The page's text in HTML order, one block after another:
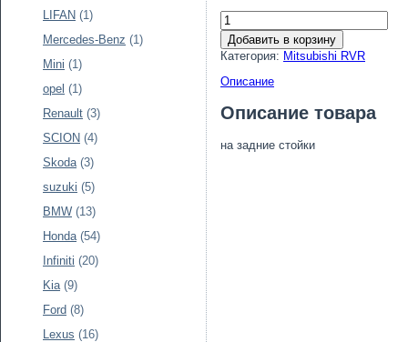
LIFAN (1)
Mercedes-Benz (1)
Mini (1)
opel (1)
Renault (3)
SCION (4)
Skoda (3)
suzuki (5)
BMW (13)
Honda (54)
Infiniti (20)
Kia (9)
Ford (8)
Lexus (16)
Добавить в корзину
Категория: Mitsubishi RVR
Описание
Описание товара
на задние стойки